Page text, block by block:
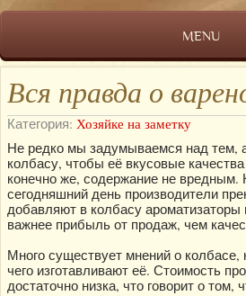
MENU
Вся правда о
Категория: Хозяйке на заметку
Не редко мы задумываемся над тем,
колбасу, чтобы её вкусовые
конечно же, содержание не вредным.
сегодняшний день производители
добавляют в колбасу ароматизаторы
важнее прибыль от продаж, чем
Много существует мнений о колбасе,
чего изготавливают её. Стоимость
достаточно низка, что говорит о том,